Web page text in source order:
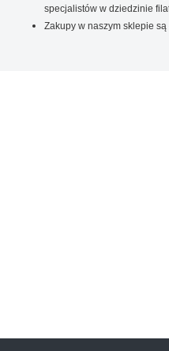
specjalistów w dziedzinie
Zakupy w naszym sklepie są